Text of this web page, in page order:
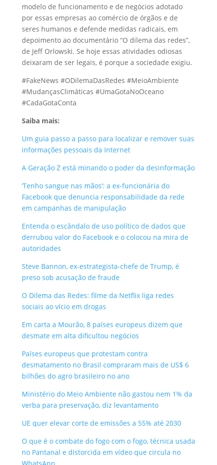
modelo de funcionamento e de negócios adotado
por essas empresas ao comércio de órgãos e de
seres humanos e defende medidas radicais, em
depoimento ao documentário “O dilema das redes”,
de Jeff Orlowski. Se hoje essas atividades odiosas
deixaram de ser legais, é porque a sociedade exigiu.
#FakeNews #ODilemaDasRedes #MeioAmbiente
#MudançasClimáticas #UmaGotaNoOceano
#CadaGotaConta
Saiba mais:
Um guia passo a passo para localizar e remover suas
informações pessoais da Internet
A Geração Z está minando o poder da desinformação
‘Tenho sangue nas mãos’: a ex-funcionária do
Facebook que denuncia responsabilidade da rede
em campanhas de manipulação
Entenda o escândalo de uso político de dados que
derrubou valor do Facebook e o colocou na mira de
autoridades
Steve Bannon, ex-estrategista-chefe de Trump, é
preso sob acusação de fraude
O Dilema das Redes: filme da Netflix liga redes
sociais ao vício em drogas
Em carta a Mourão, 8 países europeus dizem que
desmate em alta dificultou negócios
Países europeus que protestam contra
desmatamento no Brasil compraram mais de US$ 6
bilhões do agro brasileiro no ano
Ministério do Meio Ambiente não gastou nem 1% da
verba para preservação, diz levantamento
UE quer elevar corte de emissões a 55% até 2030
O que é o combate do fogo com o fogo, técnica usada
no Pantanal e distorcida em vídeo que circula no
WhatsApp